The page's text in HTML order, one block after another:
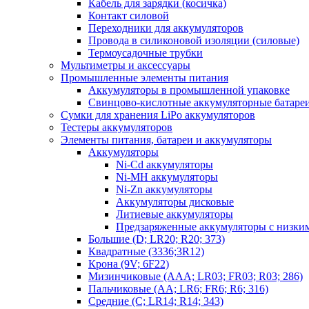
Кабель для зарядки (косичка)
Контакт силовой
Переходники для аккумуляторов
Провода в силиконовой изоляции (силовые)
Термоусадочные трубки
Мультиметры и аксессуары
Промышленные элементы питания
Аккумуляторы в промышленной упаковке
Свинцово-кислотные аккумуляторные
Сумки для хранения LiPo аккумуляторов
Тестеры аккумуляторов
Элементы питания, батареи и аккумуляторы
Аккумуляторы
Ni-Cd аккумуляторы
Ni-MH аккумуляторы
Ni-Zn аккумуляторы
Аккумуляторы дисковые
Литиевые аккумуляторы
Предзаряженные аккумуляторы с
Большие (D; LR20; R20; 373)
Квадратные (3336;3R12)
Крона (9V; 6F22)
Мизинчиковые (AAA; LR03; FR03; R03; 286)
Пальчиковые (AA; LR6; FR6; R6; 316)
Средние (C; LR14; R14; 343)